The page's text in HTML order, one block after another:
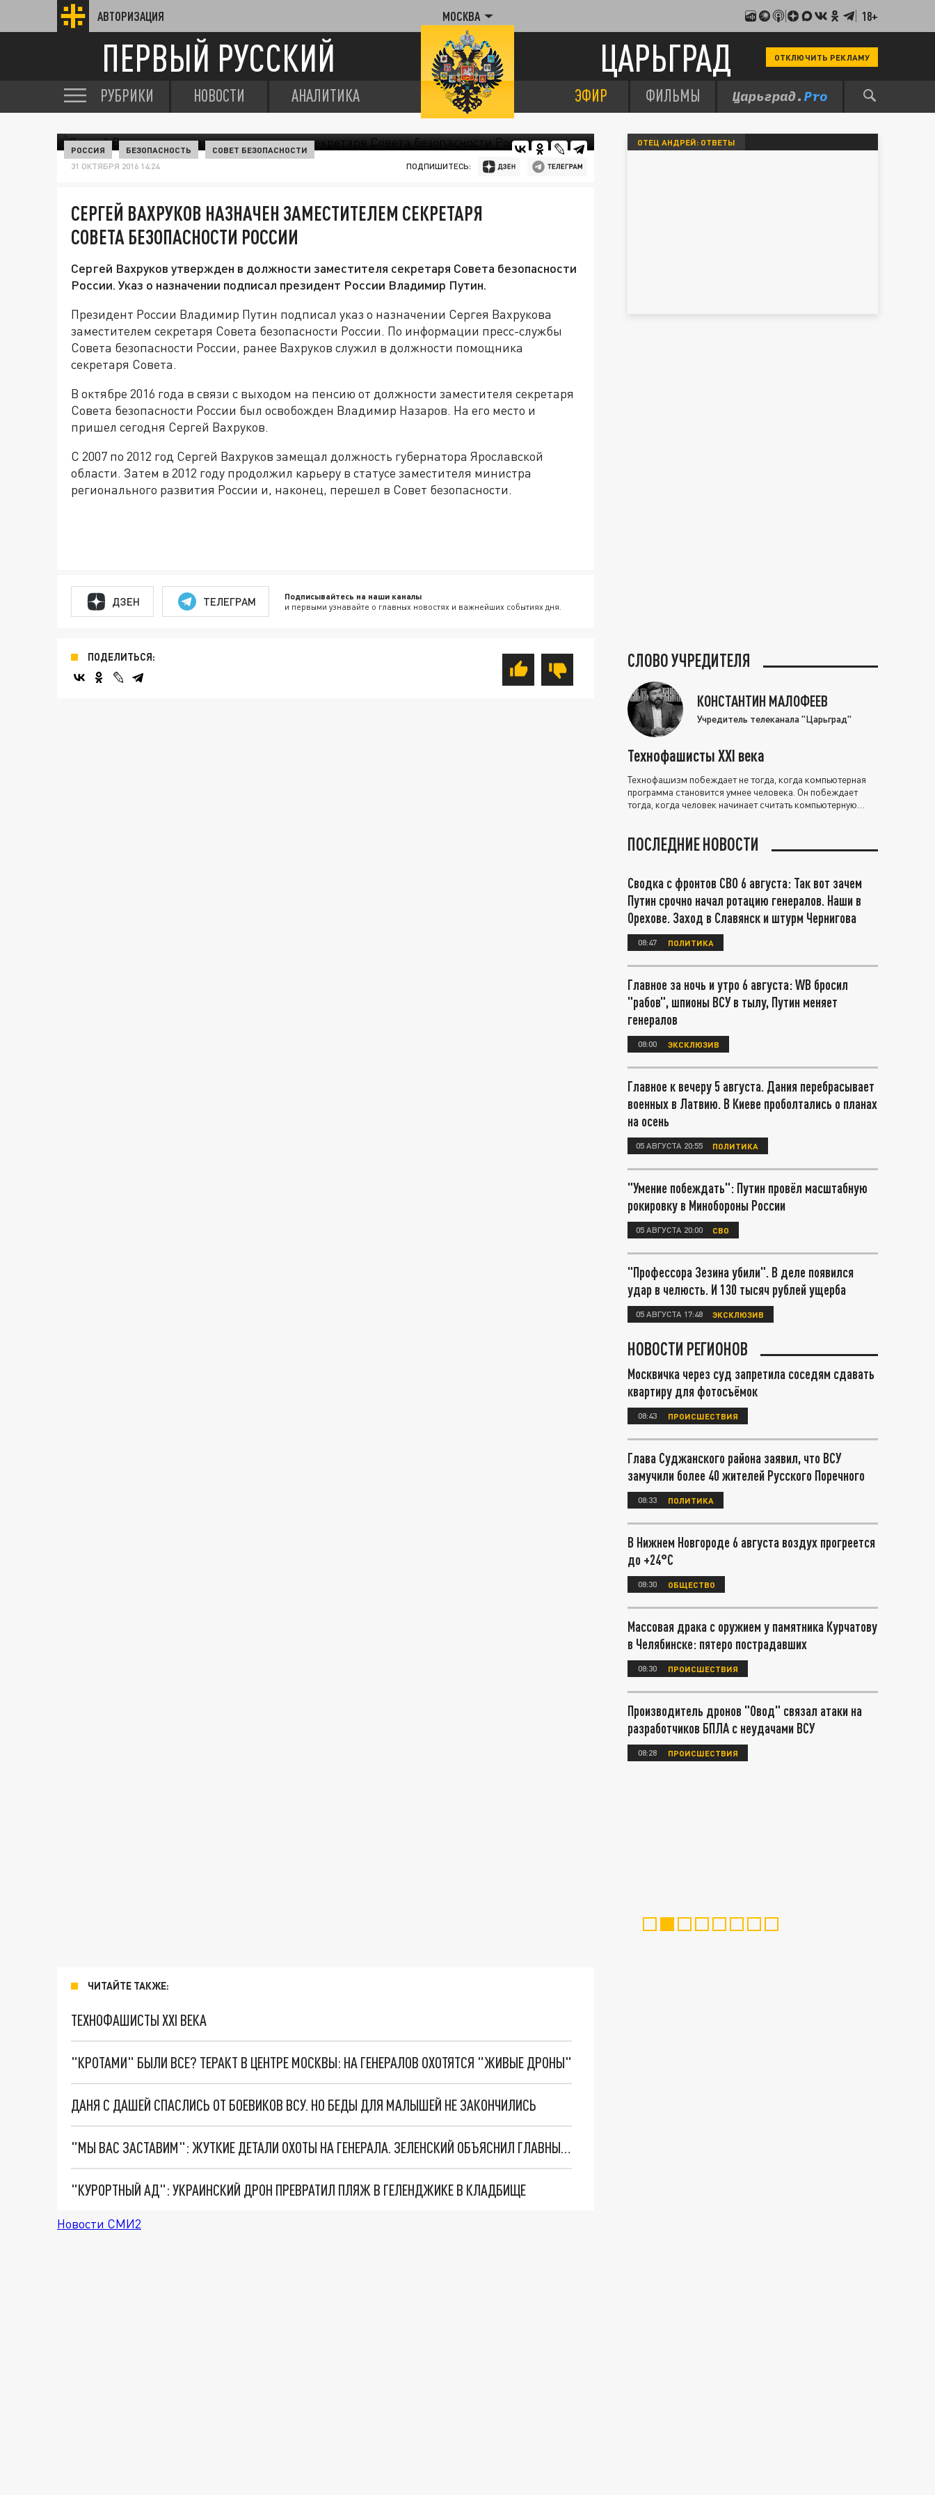
АВТОРИЗАЦИЯ МОСКВА 18+
ПЕРВЫЙ РУССКИЙ ЦАРЬГРАД ОТКЛЮЧИТЬ РЕКЛАМУ
РУБРИКИ НОВОСТИ АНАЛИТИКА ЭФИР ФИЛЬМЫ
РОССИЯ БЕЗОПАСНОСТЬ СОВЕТ БЕЗОПАСНОСТИ
31 ОКТЯБРЯ 2016 14:24 ПОДПИШИТЕСЬ:
СЕРГЕЙ ВАХРУКОВ НАЗНАЧЕН ЗАМЕСТИТЕЛЕМ СЕКРЕТАРЯ
СОВЕТА БЕЗОПАСНОСТИ РОССИИ
Сергей Вахруков утвержден в должности заместителя секретаря Совета безопасности
России. Указ о назначении подписал президент России Владимир Путин.
Президент России Владимир Путин подписал указ о назначении Сергея Вахрукова
заместителем секретаря Совета безопасности России. По информации пресс-службы
Совета безопасности России, ранее Вахруков служил в должности помощника
секретаря Совета.
В октябре 2016 года в связи с выходом на пенсию от должности заместителя секретаря
Совета безопасности России был освобожден Владимир Назаров. На его место и
пришел сегодня Сергей Вахруков.
С 2007 по 2012 год Сергей Вахруков замещал должность губернатора Ярославской
области. Затем в 2012 году продолжил карьеру в статусе заместителя министра
регионального развития России и, наконец, перешел в Совет безопасности.
ДЗЕН ТЕЛЕГРАМ Подписывайтесь на наши каналы
и первыми узнавайте о главных новостях и важнейших событиях дня.
ПОДЕЛИТЬСЯ:
ЧИТАЙТЕ ТАКЖЕ:
ТЕХНОФАШИСТЫ XXI ВЕКА
"КРОТАМИ" БЫЛИ ВСЕ? ТЕРАКТ В ЦЕНТРЕ МОСКВЫ: НА ГЕНЕРАЛОВ ОХОТЯТСЯ "ЖИВЫЕ ДРОНЫ"
ДАНЯ С ДАШЕЙ СПАСЛИСЬ ОТ БОЕВИКОВ ВСУ. НО БЕДЫ ДЛЯ МАЛЫШЕЙ НЕ ЗАКОНЧИЛИСЬ
"МЫ ВАС ЗАСТАВИМ": ЖУТКИЕ ДЕТАЛИ ОХОТЫ НА ГЕНЕРАЛА. ЗЕЛЕНСКИЙ ОБЪЯСНИЛ ГЛАВНЫЙ СМЫСЛ ТЕРАКТА В ЦЕНТРЕ МОСКВЫ
"КУРОРТНЫЙ АД": УКРАИНСКИЙ ДРОН ПРЕВРАТИЛ ПЛЯЖ В ГЕЛЕНДЖИКЕ В КЛАДБИЩЕ
Новости СМИ2
ОТЕЦ АНДРЕЙ: ОТВЕТЫ
СЛОВО УЧРЕДИТЕЛЯ
КОНСТАНТИН МАЛОФЕЕВ
Учредитель телеканала "Царьград"
Технофашисты XXI века
Технофашизм побеждает не тогда, когда компьютерная
программа становится умнее человека. Он побеждает
тогда, когда человек начинает считать компьютерную
ПОСЛЕДНИЕ НОВОСТИ
Сводка с фронтов СВО 6 августа: Так вот зачем
Путин срочно начал ротацию генералов. Наши в
Орехове. Заход в Славянск и штурм Чернигова
08:47 ПОЛИТИКА
Главное за ночь и утро 6 августа: WB бросил
"рабов", шпионы ВСУ в тылу, Путин меняет
генералов
08:00 ЭКСКЛЮЗИВ
Главное к вечеру 5 августа. Дания перебрасывает
военных в Латвию. В Киеве проболтались о планах
на осень
05 АВГУСТА 20:55 ПОЛИТИКА
"Умение побеждать": Путин провёл масштабную
рокировку в Минобороны России
05 АВГУСТА 20:00 СВО
"Профессора Зезина убили". В деле появился
удар в челюсть. И 130 тысяч рублей ущерба
05 АВГУСТА 17:48 ЭКСКЛЮЗИВ
НОВОСТИ РЕГИОНОВ
Москвичка через суд запретила соседям сдавать
квартиру для фотосъёмок
08:43 ПРОИСШЕСТВИЯ
Глава Суджанского района заявил, что ВСУ
замучили более 40 жителей Русского Поречного
08:33 ПОЛИТИКА
В Нижнем Новгороде 6 августа воздух прогреется
до +24°С
08:30 ОБЩЕСТВО
Массовая драка с оружием у памятника Курчатову
в Челябинске: пятеро пострадавших
08:30 ПРОИСШЕСТВИЯ
Производитель дронов "Овод" связал атаки на
разработчиков БПЛА с неудачами ВСУ
08:28 ПРОИСШЕСТВИЯ